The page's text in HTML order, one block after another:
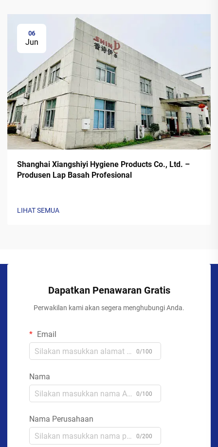
06
Jun
Shanghai Xiangshiyi Hygiene Products Co., Ltd. –
Produsen Lap Basah Profesional
LIHAT SEMUA
Dapatkan Penawaran Gratis
Perwakilan kami akan segera menghubungi Anda.
Email
0/100
Nama
0/100
Nama Perusahaan
0/200